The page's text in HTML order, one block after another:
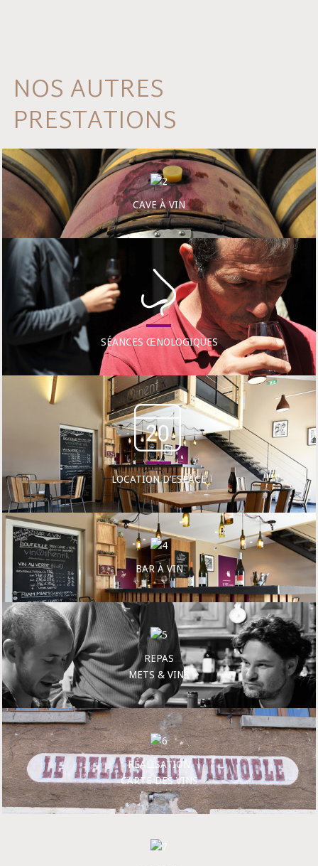
NOS AUTRES
PRESTATIONS
CAVE À VIN
SÉANCES ŒNOLOGIQUES
LOCATION D’ESPACE
BAR À VIN
REPAS
METS & VINS
RÉALISATION
CARTE DES VINS